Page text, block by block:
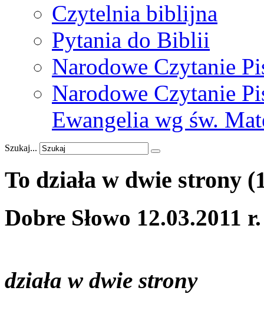
Czytelnia biblijna
Pytania do Biblii
Narodowe Czytanie
Narodowe Czytanie
Ewangelia wg św.
Szukaj...
To działa w dwie strony
Dobre Słowo 12.03.2011 r.
działa w dwie strony